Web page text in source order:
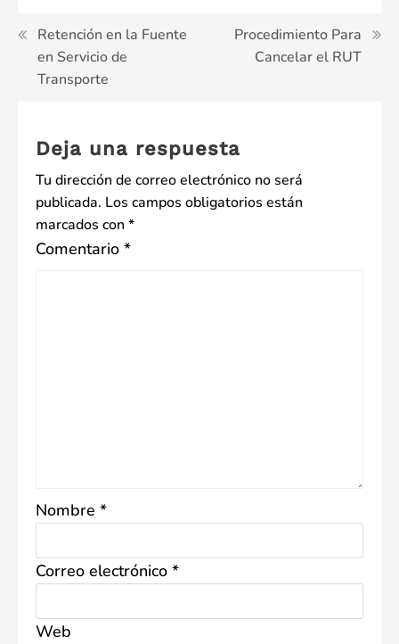
Navegación
de
Retención en la Fuente
en Servicio de
Transporte
Procedimiento Para
Cancelar el RUT
Deja una respuesta
Tu dirección de correo electrónico no será
publicada. Los campos obligatorios están
marcados con *
Comentario *
Nombre *
Correo electrónico *
Web